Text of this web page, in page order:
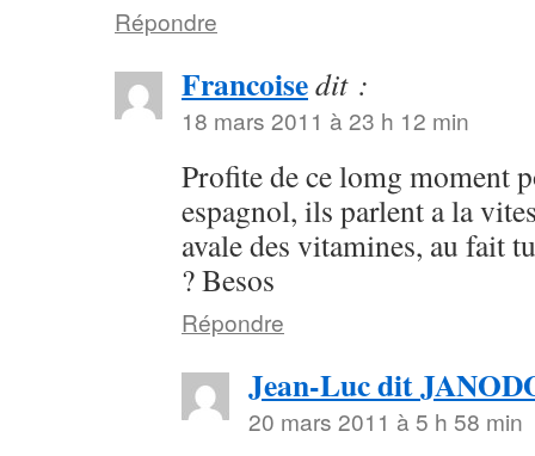
Répondre
Francoisedit :
18 mars 2011 à 23 h 12 min
Profite de ce lomg moment
espagnol, ils parlent a la
avale des vitamines, au fait
? Besos
Répondre
Jean-Luc dit
20 mars 2011 à 5 h 58 min